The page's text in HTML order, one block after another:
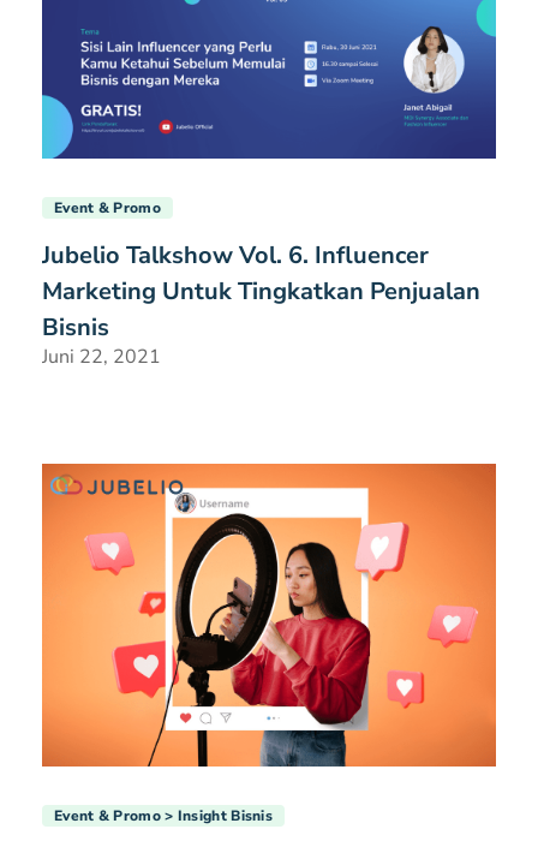
Event & Promo
Jubelio Talkshow Vol. 6. Influencer
Marketing Untuk Tingkatkan Penjualan
Bisnis
Juni 22, 2021
Event & Promo Insight Bisnis